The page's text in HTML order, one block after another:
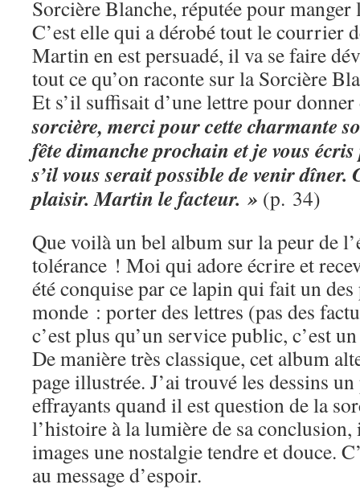
Sorcière Blanche, réputée pour
C’est elle qui a dérobé tout le courrier
Martin en est persuadé, il va se faire
tout ce qu’on raconte sur la Sorcière
Et s’il suffisait d’une lettre pour
sorcière, merci pour cette charmante
fête dimanche prochain et je vous
s’il vous serait possible de venir dîner.
plaisir. Martin le facteur. » (p. 34)
Que voilà un bel album sur la peur de
tolérance ! Moi qui adore écrire et
été conquise par ce lapin qui fait un
monde : porter des lettres (pas des
c’est plus qu’un service public, c’est
De manière très classique, cet album
page illustrée. J’ai trouvé les dessins
effrayants quand il est question de la
l’histoire à la lumière de sa conclusion,
images une nostalgie tendre et douce.
au message d’espoir.